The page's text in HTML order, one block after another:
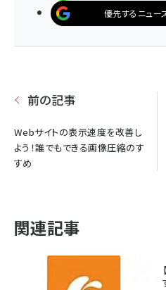
優先するニュ
前の記事
Webサイトの表示速度を改善し
よう！誰でもできる画像圧縮のす
すめ
関連記事